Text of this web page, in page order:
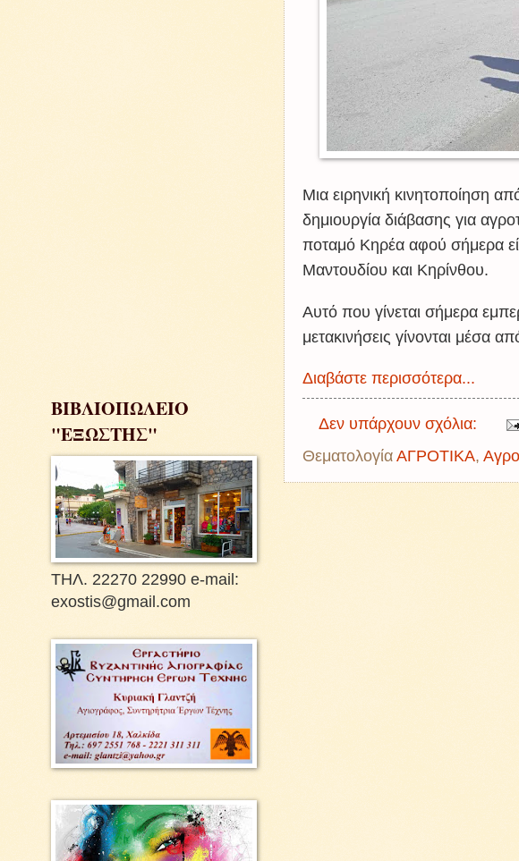
Μια ειρηνική κινητοποίηση
δημιουργία διάβασης για
ποταμό Κηρέα αφού σήμερα
Μαντουδίου και Κηρίνθου.
Αυτό που γίνεται σήμερα
μετακινήσεις γίνονται μέσα
Διαβάστε περισσότερα...
Δεν υπάρχουν σχόλια:
ΘεματολογίαΑΓΡΟΤΙΚΑ,
ΒΙΒΛΙΟΠΩΛΕΙΟ
"ΕΞΩΣΤΗΣ"
ΤΗΛ. 22270 22990 e-mail:
exostis@gmail.com